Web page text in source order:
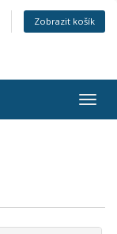
Zobrazit košík